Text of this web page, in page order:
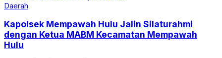
Daerah
Kapolsek Mempawah Hulu Jalin Silaturahmi
dengan Ketua MABM Kecamatan Mempawah
Hulu